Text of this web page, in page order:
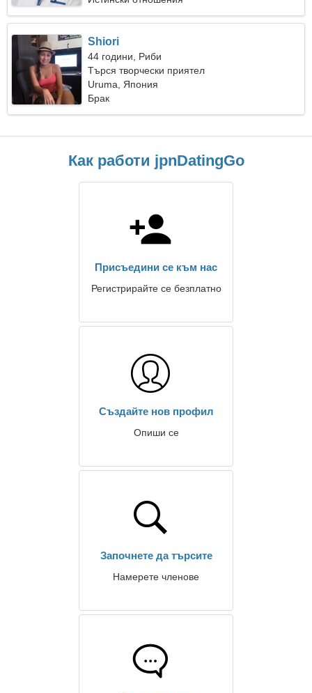
Shiori
44 години, Риби
Търся творчески приятел
Uruma, Япония
Брак
Как работи jpnDatingGo
Присъедини се към нас
Регистрирайте се безплатно
Създайте нов профил
Опиши се
Започнете да търсите
Намерете членове